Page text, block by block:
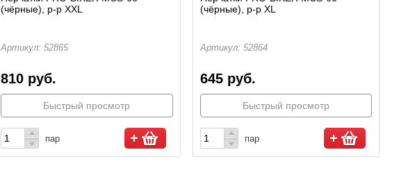
(чёрные), р-р XXL
Артикул: 52865
810 руб.
Быстрый просмотр
пар
(чёрные), р-р XL
Артикул: 52864
645 руб.
Быстрый просмотр
пар